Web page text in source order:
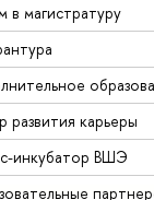
в магистратуру
развития карьеры
инкубатор ВШЭ